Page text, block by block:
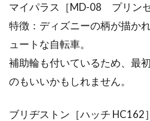
マイパラス［MD-08 プリンセ
特徴：ディズニーの柄が描か
ュートな自転車。
補助輪も付いているため、最
のもいいかもしれません。
ブリヂストン［ハッチ HC162］